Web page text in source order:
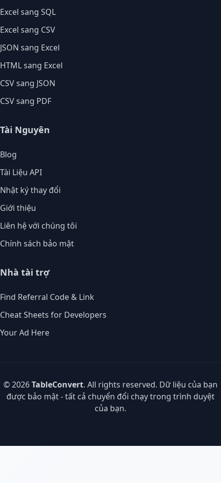
Excel sang SQL
Excel sang CSV
JSON sang Excel
HTML sang Excel
CSV sang JSON
CSV sang PDF
Tài Nguyên
Blog
Tài Liệu API
Nhật ký thay đổi
Giới thiệu
Liên hệ với chúng tôi
Chính sách bảo mật
Nhà tài trợ
Find Referral Code & Link
Cheat Sheets for Developers
Your Ad Here
© 2026TableConvert. All rights reserved. Dữ liệu của bạn
được bảo mật - tất cả chuyển đổi chạy trong trình duyệt
của bạn.